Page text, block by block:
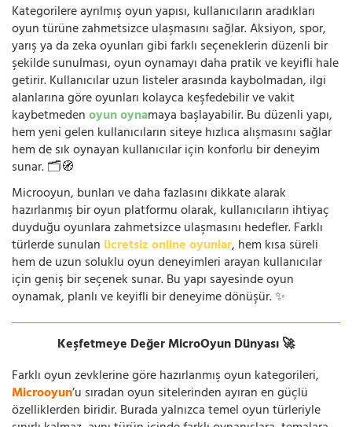
Kategorilere ayrılmış oyun yapısı, kullanıcıların aradıkları
oyun türüne zahmetsizce ulaşmasını sağlar. Aksiyon, spor,
yarış ya da zeka oyunları gibi farklı seçeneklerin düzenli bir
şekilde sunulması, oyun oynamayı daha pratik ve keyifli hale
getirir. Kullanıcılar uzun listeler arasında kaybolmadan, ilgi
alanlarına göre oyunları kolayca keşfedebilir ve vakit
kaybetmedenoyun oynamaya başlayabilir. Bu düzenli yapı,
hem yeni gelen kullanıcıların siteye hızlıca alışmasını sağlar
hem de sık oynayan kullanıcılar için konforlu bir deneyim
sunar. 🗂️🧭
Microoyun, bunları ve daha fazlasını dikkate alarak
hazırlanmış bir oyun platformu olarak, kullanıcıların ihtiyaç
duyduğu oyunlara zahmetsizce ulaşmasını hedefler. Farklı
türlerde sunulan ücretsiz online oyunlar, hem kısa süreli
hem de uzun soluklu oyun deneyimleri arayan kullanıcılar
için geniş bir seçenek sunar. Bu yapı sayesinde oyun
oynamak, planlı ve keyifli bir deneyime dönüşür. ✨
Keşfetmeye Değer MicroOyun Dünyası 🚀
Farklı oyun zevklerine göre hazırlanmış oyun kategorileri,
Microoyun’u sıradan oyun sitelerinden ayıran en güçlü
özelliklerden biridir. Burada yalnızca temel oyun türleriyle